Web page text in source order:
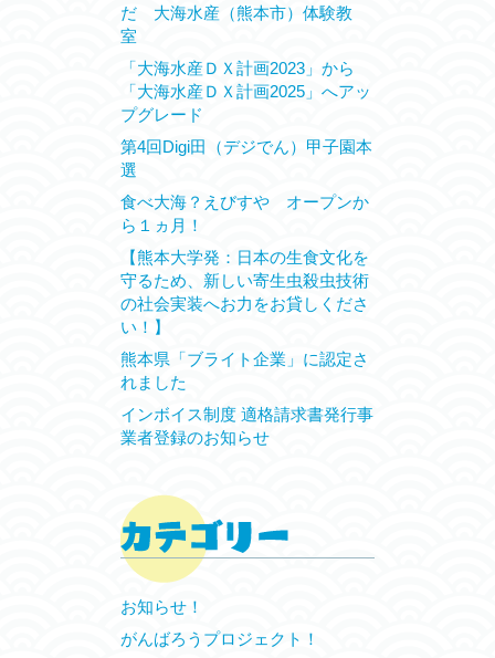
だ 大海水産（熊本市）体験教
室
「大海水産ＤＸ計画2023」から
「大海水産ＤＸ計画2025」へアッ
プグレード
第4回Digi田（デジでん）甲子園本
選
食べ大海？えびすや オープンか
ら１ヵ月！
【熊本大学発：日本の生食文化を
守るため、新しい寄生虫殺虫技術
の社会実装へお力をお貸しくださ
い！】
熊本県「ブライト企業」に認定さ
れました
インボイス制度 適格請求書発行事
業者登録のお知らせ
お知らせ！
がんばろうプロジェクト！